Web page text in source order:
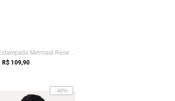
Camiseta Estampada Mermaid Reserva Branco
R$ 109,90
-48%